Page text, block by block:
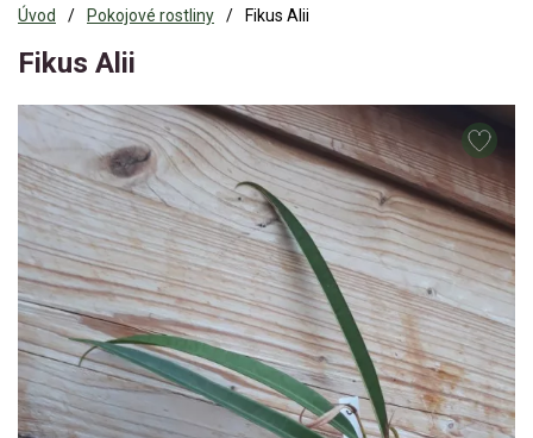
Úvod Pokojové rostliny Fikus Alii
Fikus Alii